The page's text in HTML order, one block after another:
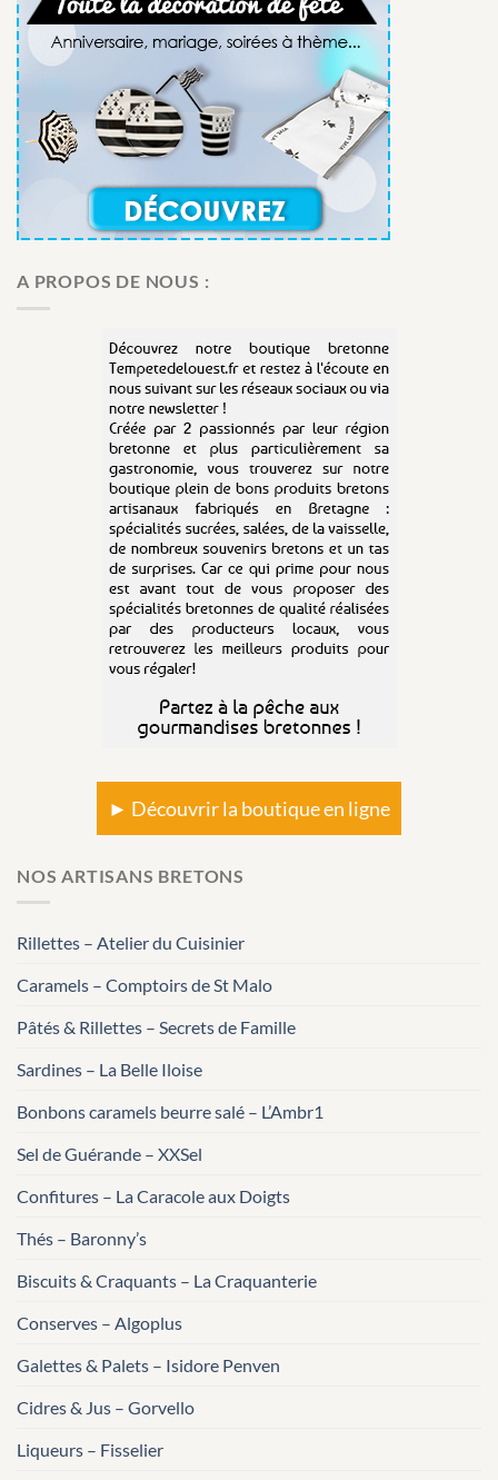
A PROPOS DE NOUS :
► Découvrir la boutique en ligne
NOS ARTISANS BRETONS
Rillettes – Atelier du Cuisinier
Caramels – Comptoirs de St Malo
Pâtés & Rillettes – Secrets de Famille
Sardines – La Belle Iloise
Bonbons caramels beurre salé – L’Ambr1
Sel de Guérande – XXSel
Confitures – La Caracole aux Doigts
Thés – Baronny’s
Biscuits & Craquants – La Craquanterie
Conserves – Algoplus
Galettes & Palets – Isidore Penven
Cidres & Jus – Gorvello
Liqueurs – Fisselier